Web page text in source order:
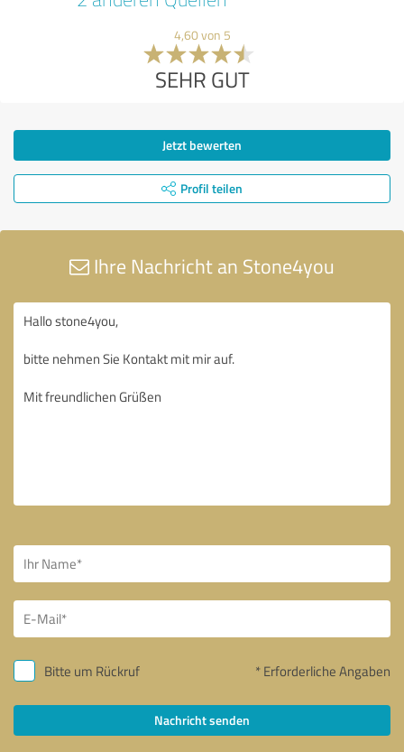
4,60 von 5
SEHR GUT
Jetzt bewerten
Profil teilen
Ihre Nachricht an Stone4you
Bitte um Rückruf * Erforderliche Angaben
Nachricht senden